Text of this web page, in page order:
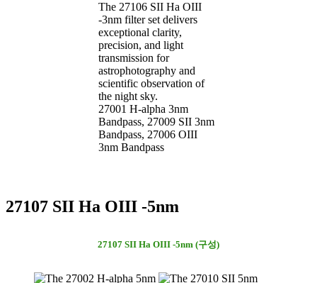
The 27106 SII Ha OIII
-3nm filter set delivers
exceptional clarity,
precision, and light
transmission for
astrophotography and
scientific observation of
the night sky.
27001 H-alpha 3nm
Bandpass, 27009 SII 3nm
Bandpass, 27006 OIII
3nm Bandpass
27107 SII Ha OIII -5nm
27107 SII Ha OIII -5nm (구성)